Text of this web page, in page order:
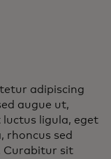
adipiscing
augue ut,
luctus ligula, eget
rhoncus sed
Curabitur sit